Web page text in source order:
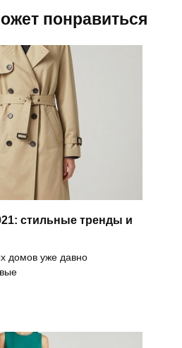
понравиться
стильные тренды и
домов уже давно